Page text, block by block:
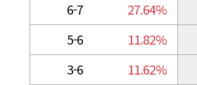
6-7
27.64%
5-6
11.82%
3-6
11.62%